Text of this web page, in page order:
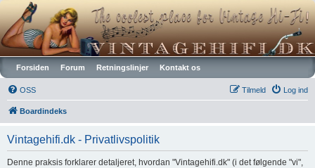
Vintagehifi.dk
Forsiden Forum Retningslinjer Kontakt os
OSS Log ind
Tilmeld
Boardindeks
Vintagehifi.dk - Privatlivspolitik
Denne praksis forklarer detaljeret, hvordan "Vintagehifi.dk" (i det følgende "vi",